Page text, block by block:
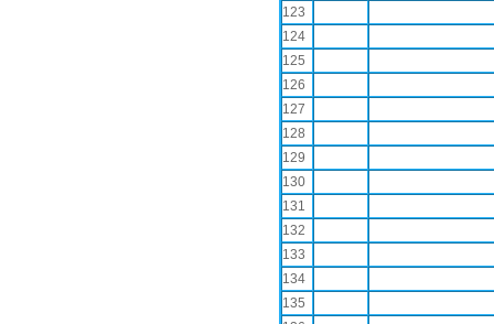
123
124
125
126
127
128
129
130
131
132
133
134
135